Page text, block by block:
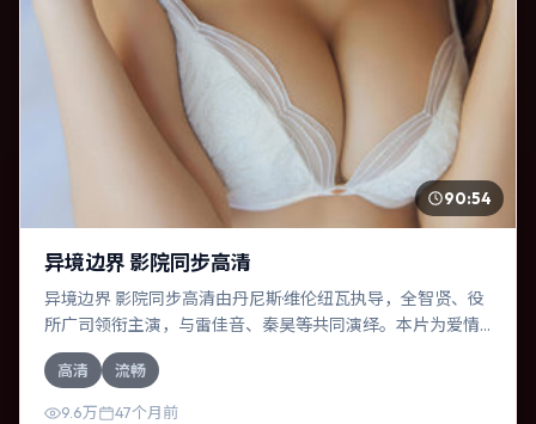
90:54
异境边界 影院同步高清
异境边界 影院同步高清由丹尼斯·维伦纽瓦执导，全智贤、役
所广司领衔主演，与雷佳音、秦昊等共同演绎。本片为爱情
类型，主要班底与取景来自美国。时间循环困住主角，每一
次醒来规则都在改变。影片整体气质冷峻，节奏紧凑，人物
动机清晰，适合喜欢强情节与细腻表演的观众。
高清 流畅
9.6万 47个月前